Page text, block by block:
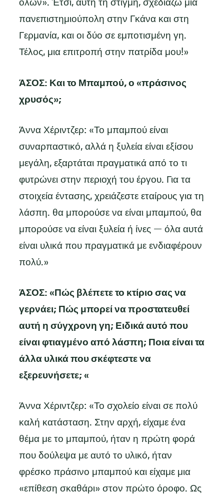
όλων». Έτσι, αυτή τη στιγμή, σχεδιάζω μια
πανεπιστημιούπολη στην Γκάνα και στη
Γερμανία, και οι δύο σε εμποτισμένη γη.
Τέλος, μια επιτροπή στην πατρίδα μου!»
ΆΣΟΣ: Και το Μπαμπού, ο «πράσινος
χρυσός»;
Άννα Χέριντζερ: «Το μπαμπού είναι
συναρπαστικό, αλλά η ξυλεία είναι εξίσου
μεγάλη, εξαρτάται πραγματικά από το τι
φυτρώνει στην περιοχή του έργου. Για τα
στοιχεία έντασης, χρειάζεστε εταίρους για τη
λάσπη. θα μπορούσε να είναι μπαμπού, θα
μπορούσε να είναι ξυλεία ή ίνες — όλα αυτά
είναι υλικά που πραγματικά με ενδιαφέρουν
πολύ.»
ΆΣΟΣ: «Πώς βλέπετε το κτίριο σας να
γερνάει; Πώς μπορεί να προστατευθεί
αυτή η σύγχρονη γη; Ειδικά αυτό που
είναι φτιαγμένο από λάσπη; Ποια είναι τα
άλλα υλικά που σκέφτεστε να
εξερευνήσετε; «
Άννα Χέριντζερ: «Το σχολείο είναι σε πολύ
καλή κατάσταση. Στην αρχή, είχαμε ένα
θέμα με το μπαμπού, ήταν η πρώτη φορά
που δούλεψα με αυτό το υλικό, ήταν
φρέσκο πράσινο μπαμπού και είχαμε μια
«επίθεση σκαθάρι» στον πρώτο όροφο. Ως